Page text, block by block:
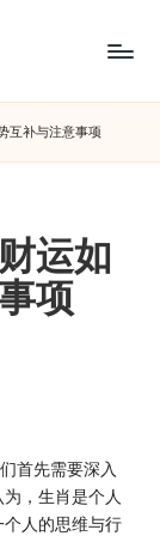
互补与注意事项
运如
项
首先需要深入
，生肖是个人
人的思维与行